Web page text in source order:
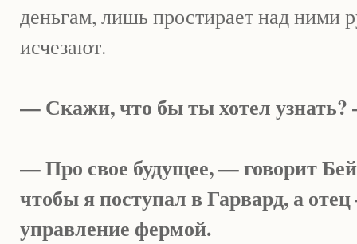
деньгам, лишь простирает над ними
исчезают.
— Скажи, что бы ты хотел
— Про свое будущее, — говорит
чтобы я поступал в Гарвард, а
управление фермой.